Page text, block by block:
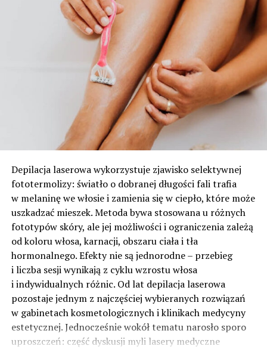
Depilacja laserowa wykorzystuje zjawisko selektywnej
fototermolizy: światło o dobranej długości fali trafia
w melaninę we włosie i zamienia się w ciepło, które może
uszkadzać mieszek. Metoda bywa stosowana u różnych
fototypów skóry, ale jej możliwości i ograniczenia zależą
od koloru włosa, karnacji, obszaru ciała i tła
hormonalnego. Efekty nie są jednorodne – przebieg
i liczba sesji wynikają z cyklu wzrostu włosa
i indywidualnych różnic. Od lat depilacja laserowa
pozostaje jednym z najczęściej wybieranych rozwiązań
w gabinetach kosmetologicznych i klinikach medycyny
estetycznej. Jednocześnie wokół tematu narosło sporo
uproszczeń: część dyskusji myli lasery medyczne